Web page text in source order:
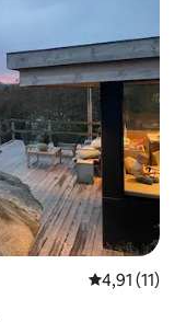
Prosječna
4,91 (11)